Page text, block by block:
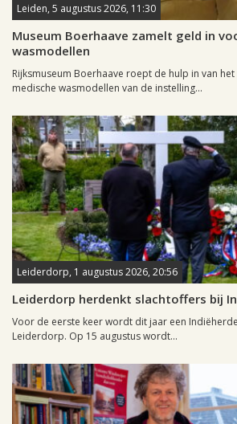
Leiden, 5 augustus 2026, 11:30
Museum Boerhaave zamelt geld in
wasmodellen
Rijksmuseum Boerhaave roept de hulp in van
medische wasmodellen van de instelling...
Leiderdorp, 1 augustus 2026, 20:56
Leiderdorp herdenkt slachtoffers bij
Voor de eerste keer wordt dit jaar een
Leiderdorp. Op 15 augustus wordt...